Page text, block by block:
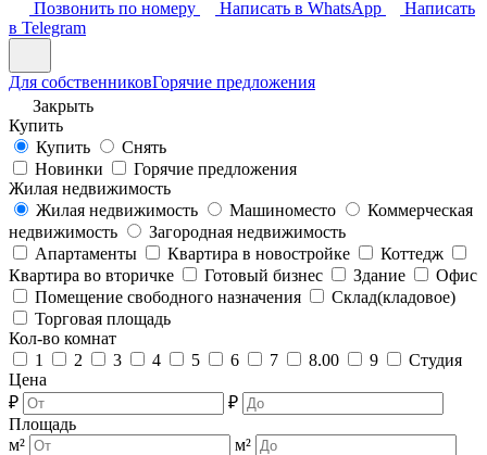
Позвонить по номеру
Написать в WhatsApp
Написать
в Telegram
Для собственниковГорячие предложения
Закрыть
Купить
Купить
Снять
Новинки
Горячие предложения
Жилая недвижимость
Жилая недвижимость
Машиноместо
Коммерческая
недвижимость
Загородная недвижимость
Апартаменты
Квартира в новостройке
Коттедж
Квартира во вторичке
Готовый бизнес Здание
Офис
Помещение свободного назначения
Склад(кладовое)
Торговая площадь
Кол-во комнат
1
2 3 4 5 6 7 8.00 9
Студия
Цена
₽
₽
Площадь
м²
м²